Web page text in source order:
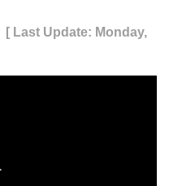
[ Last Update: Monday,